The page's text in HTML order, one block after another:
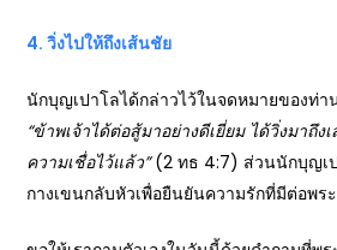
4.วิ่งไปให้ถึงเส้นชัย
นักบุญเปาโลได้กล่าวไว้ในจดหมายของท่า
“ข้าพเจ้าได้ต่อสู้มาอย่างดีเยี่ยม ได้วิ่งมาถึง
ความเชื่อไว้แล้ว”(2 ทธ 4:7) ส่วนนักบุญเ
กางเขนกลับหัวเพื่อยืนยันความรักที่มีต่อพร